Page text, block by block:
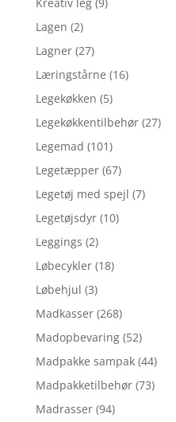
Lagen (2)
Lagner (27)
Læringstårne (16)
Legekøkken (5)
Legekøkkentilbehør (27)
Legemad (101)
Legetæpper (67)
Legetøj med spejl (7)
Legetøjsdyr (10)
Leggings (2)
Løbecykler (18)
Løbehjul (3)
Madkasser (268)
Madopbevaring (52)
Madpakke sampak (44)
Madpakketilbehør (73)
Madrasser (94)